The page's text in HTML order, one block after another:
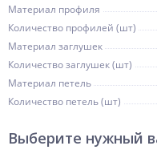
Материал профиля
Количество профилей (шт)
Материал заглушек
Количество заглушек (шт)
Материал петель
Количество петель (шт)
Выберите нужный